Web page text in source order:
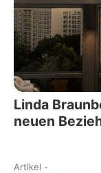
Linda
neuen
Artikel -